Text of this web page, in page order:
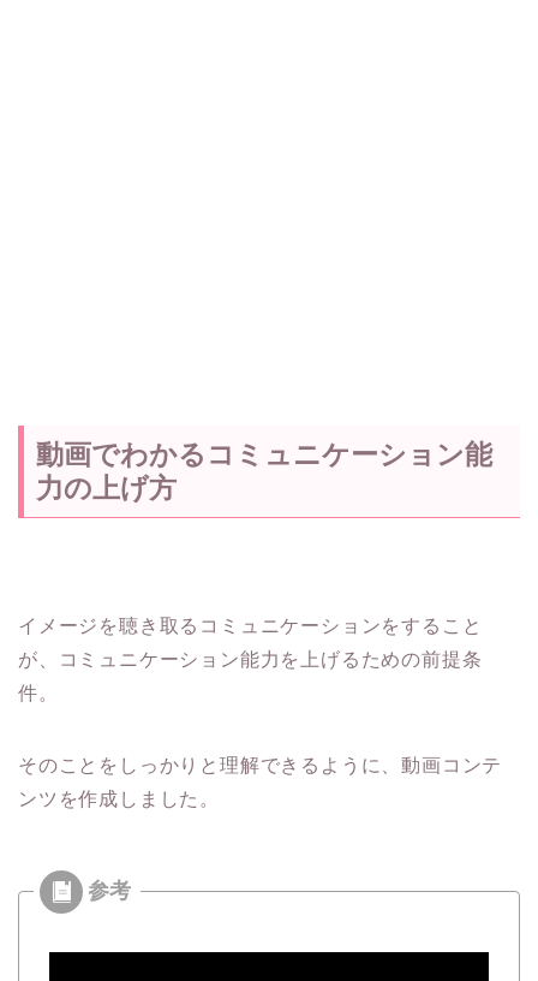
動画でわかるコミュニケーション能
力の上げ方
イメージを聴き取るコミュニケーションをすること
が、コミュニケーション能力を上げるための前提条
件。
そのことをしっかりと理解できるように、動画コンテ
ンツを作成しました。